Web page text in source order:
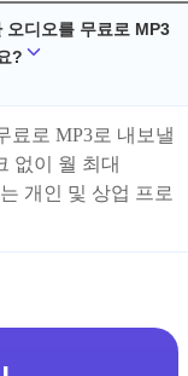
디오를 무료로 MP3
?
료로 MP3로 내보낼
없이 월 최대
개인 및 상업 프로